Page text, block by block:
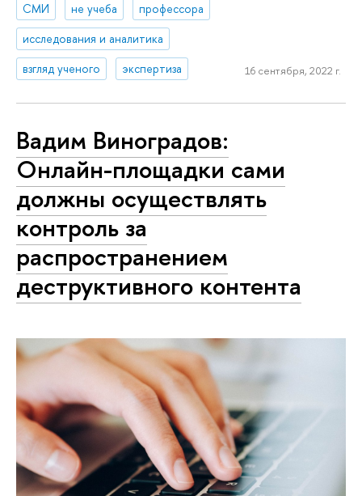
СМИ
не учеба
профессора
исследования и аналитика
взгляд ученого
экспертиза 16 сентября, 2022 г.
Вадим Виноградов:
Онлайн-площадки сами
должны осуществлять
контроль за
распространением
деструктивного контента